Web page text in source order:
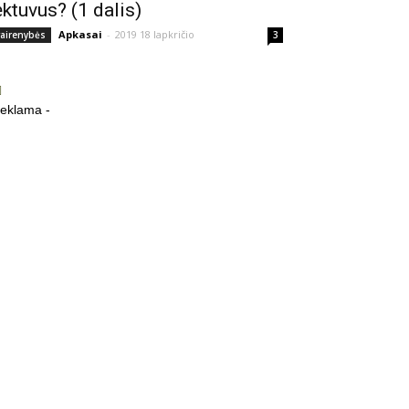
(1 dalis)
Apkasai - 2019 18 lapkričio 3
-